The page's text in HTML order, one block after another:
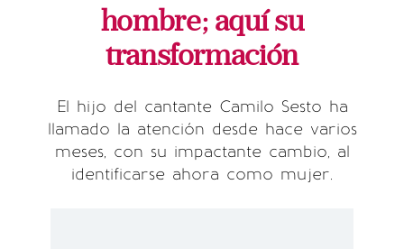
hombre; aquí su
transformación
El hijo del cantante Camilo Sesto ha
llamado la atención desde hace varios
meses, con su impactante cambio, al
identificarse ahora como mujer.